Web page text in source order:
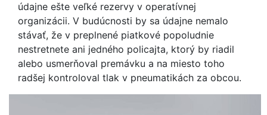
údajne ešte veľké rezervy v operatívnej
organizácii. V budúcnosti by sa údajne nemalo
stávať, že v preplnené piatkové popoludnie
nestretnete ani jedného policajta, ktorý by riadil
alebo usmerňoval premávku a na miesto toho
radšej kontroloval tlak v pneumatikách za obcou.